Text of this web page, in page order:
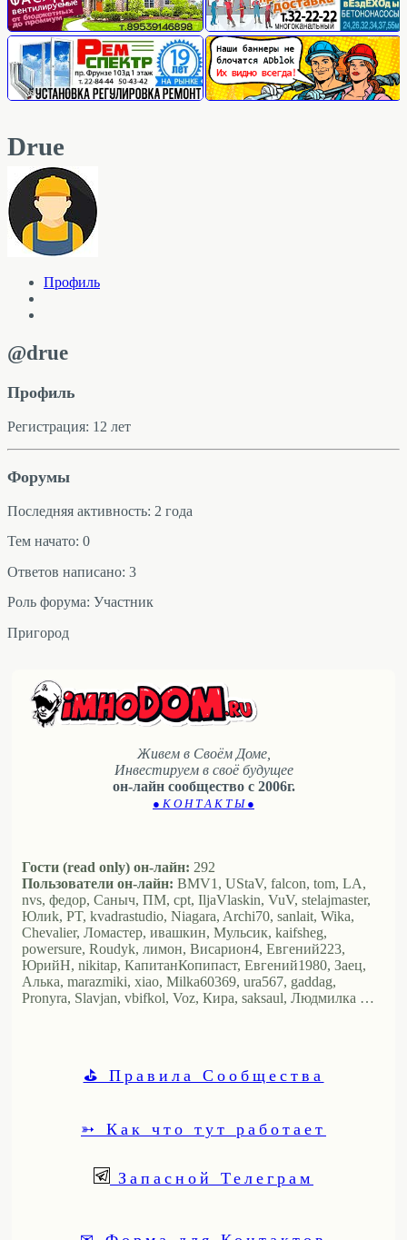
Drue
Профиль
@drue
Профиль
Регистрация: 12 лет
Форумы
Последняя активность: 2 года
Тем начато: 0
Ответов написано: 3
Роль форума: Участник
Пригород
Живем в Своём Доме,
Инвестируем в своё будущее
он-лайн сообщество с 2006г.
● К О Н Т А К Т Ы ●
Гости (read only) он-лайн: 292
Пользователи он-лайн: BMV1, UStaV, falcon, tom, LA,
nvs, федор, Саныч, ПМ, cpt, IljaVlaskin, VuV, stelajmaster,
Юлиk, PT, kvadrastudio, Niagara, Archi70, sanlait, Wika,
Chevalier, Ломастер, ивашкин, Мульсик, kaifsheg,
powersure, Roudyk, лимон, Висариoн4, Евгений223,
ЮрийН, nikitap, КапитанКопипаст, Евгений1980, Заец,
Алька, marazmiki, xiao, Milka60369, ura567, gaddag,
Pronyra, Slavjan, vbifkol, Voz, Кира, saksaul, Людмилка …
⛳ Правила Сообщества
➳ Как что тут работает
Запасной Телеграм